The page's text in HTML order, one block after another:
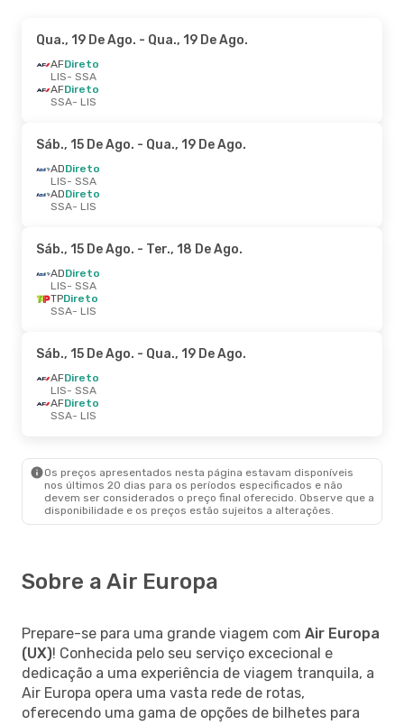
Qua., 19 De Ago. - Qua., 19 De Ago.
AFDireto
LIS- SSA
AFDireto
SSA- LIS
Sáb., 15 De Ago. - Qua., 19 De Ago.
ADDireto
LIS- SSA
ADDireto
SSA- LIS
Sáb., 15 De Ago. - Ter., 18 De Ago.
ADDireto
LIS- SSA
TPDireto
SSA- LIS
Sáb., 15 De Ago. - Qua., 19 De Ago.
AFDireto
LIS- SSA
AFDireto
SSA- LIS
Os preços apresentados nesta página estavam disponíveis
nos últimos 20 dias para os períodos especificados e não
devem ser considerados o preço final oferecido. Observe que a
disponibilidade e os preços estão sujeitos a alterações.
Sobre a Air Europa
Prepare-se para uma grande viagem com Air Europa
(UX)! Conhecida pelo seu serviço excecional e
dedicação a uma experiência de viagem tranquila, a
Air Europa opera uma vasta rede de rotas,
oferecendo uma gama de opções de bilhetes para